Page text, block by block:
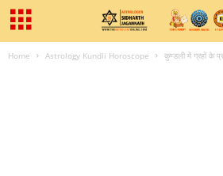
Home Astrology Kundli Horoscope कुण्‍डली में ग्रहों के